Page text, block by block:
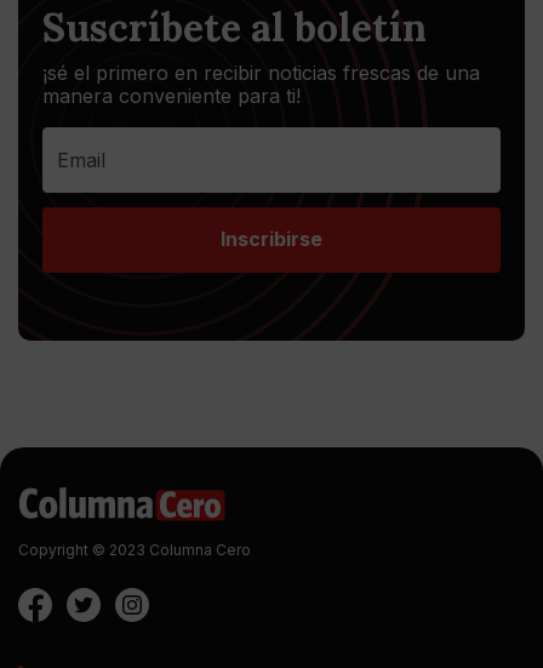
Suscríbete al boletín
¡sé el primero en recibir noticias frescas de una
manera conveniente para ti!
Inscribirse
Copyright © 2023 Columna Cero